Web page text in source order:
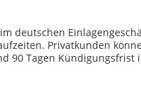
deutschen
Privatkunden
90 Tagen Kündigungsfrist